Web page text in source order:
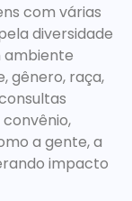
com várias
diversidade
ambiente
gênero, raça,
a gente, a
impacto